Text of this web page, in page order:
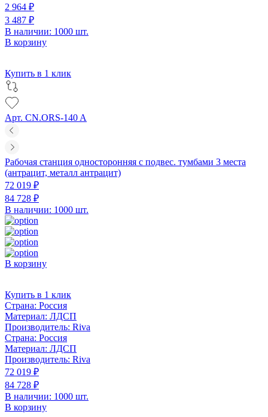
2 964 ₽
3 487 ₽
В наличии: 1000 шт.
В корзину
Купить в 1 клик
Арт. CN.ORS-140 A
Рабочая станция односторонняя с подвес. тумбами 3 места
(антрацит, металл антрацит)
72 019 ₽
84 728 ₽
В наличии: 1000 шт.
В корзину
Купить в 1 клик
Страна: Россия
Материал: ЛДСП
Производитель: Riva
Страна: Россия
Материал: ЛДСП
Производитель: Riva
72 019 ₽
84 728 ₽
В наличии: 1000 шт.
В корзину